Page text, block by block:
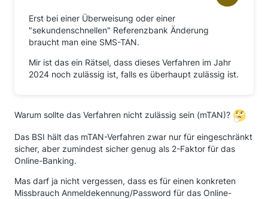
Erst bei einer Überweisung oder einer
"sekundenschnellen" Referenzbank Änderung
braucht man eine SMS-TAN.
Mir ist das ein Rätsel, dass dieses Verfahren im Jahr
2024 noch zulässig ist, falls es überhaupt zulässig ist.
Warum sollte das Verfahren nicht zulässig sein (mTAN)?
Das BSI hält das mTAN-Verfahren zwar nur für eingeschränkt
sicher, aber zumindest sicher genug als 2-Faktor für das
Online-Banking.
Mas darf ja nicht vergessen, dass es für einen konkreten
Missbrauch Anmeldekennung/Password für das Online-